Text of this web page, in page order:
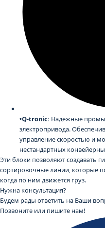
•Q-tronic: Надежные
электропривода.
управление скоростью и
нестандартных
Эти блоки позволяют создавать
сортировочные линии, которые
когда по ним движется груз.
Нужна консультация?
Будем рады ответить на Ваши
Позвоните или пишите нам!